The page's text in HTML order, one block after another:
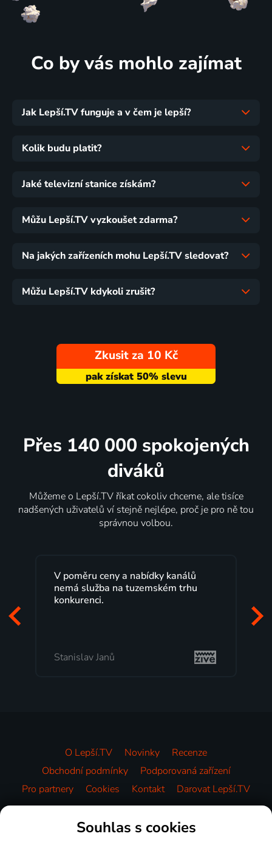
Co by vás mohlo zajímat
Jak Lepší.TV funguje a v čem je lepší?
Kolik budu platit?
Jaké televizní stanice získám?
Můžu Lepší.TV vyzkoušet zdarma?
Na jakých zařízeních mohu Lepší.TV sledovat?
Můžu Lepší.TV kdykoli zrušit?
Zkusit za 10 Kč
Přes 140 000 spokojených
diváků
Můžeme o Lepší.TV říkat cokoliv chceme, ale tisíce
nadšených uživatelů ví stejně nejlépe, proč je pro ně tou
správnou volbou.
Lepší.TV sleduji už několik let s
maximální spokojeností. Velký výběr
programů a nemuset běžet k TV na
Milada Tomešová
O Lepší.TV Novinky
Recenze
Obchodní podmínky
Podporovaná zařízení
Pro partnery
Cookies Kontakt Darovat Lepší.TV
Videotéka
Souhlas s cookies